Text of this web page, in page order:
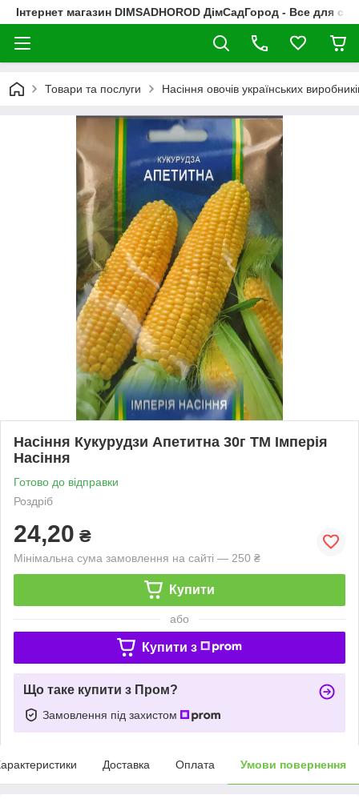
Інтернет магазин DIMSADHOROD ДімСадГород - Все для
Товари та послуги Насіння овочів українських
Насіння Кукурудзи Апетитна 30г ТМ Імперія
Насіння
Готово до відправки
Роздріб
24,20 ₴
Мінімальна сума замовлення на сайті — 250 ₴
Купити
або
Купити з
Що таке купити з Пром?
Замовлення під захистом
Доставка Оплата Умови повернення